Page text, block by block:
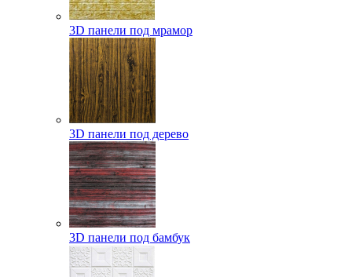
3D панели под мрамор
3D панели под дерево
3D панели под бамбук